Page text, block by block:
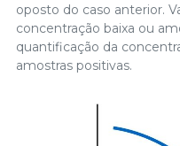
oposto do caso anterior.
concentração baixa ou
quantificação da
amostras positivas.